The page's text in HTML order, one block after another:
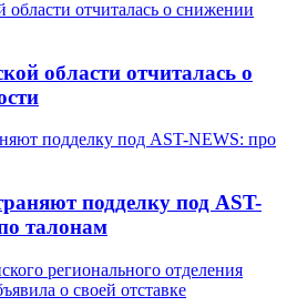
области отчиталась о
подделку под AST-
талонам